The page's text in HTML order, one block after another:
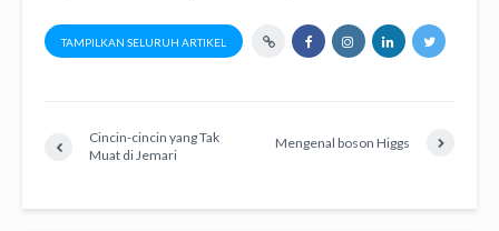
TAMPILKAN SELURUH ARTIKEL
Cincin-cincin yang Tak
Muat di Jemari
Mengenal boson Higgs